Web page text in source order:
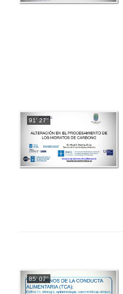
91' 27''
85' 07''